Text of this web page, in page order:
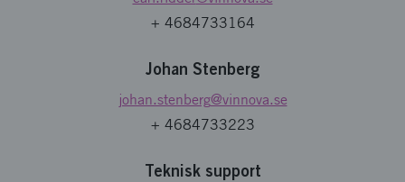
+ 4684733164
Johan Stenberg
johan.stenberg@vinnova.se
+ 4684733223
Teknisk support